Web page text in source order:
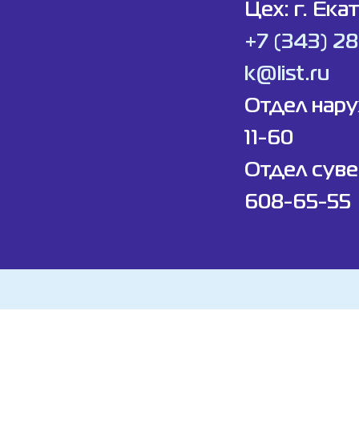
Цех: г.
+7 (343)
k@list.ru
Отдел
11-60
Отдел
608-65-55